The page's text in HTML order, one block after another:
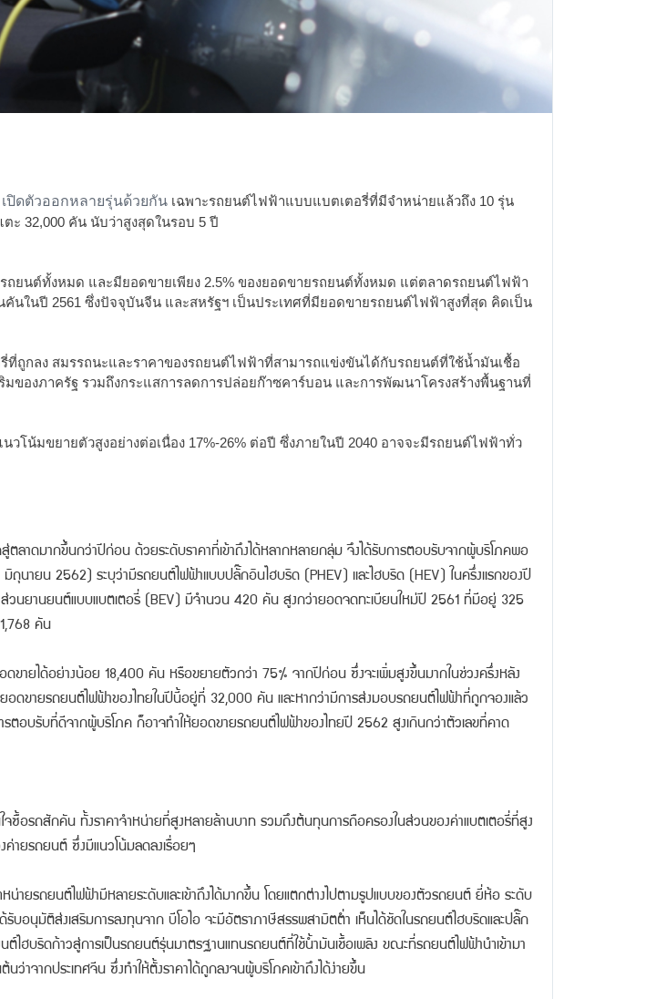
ปิดตัวออกหลายรุ่นด้วยกัน เฉพาะรถยนต์ไฟฟ้าแบบแบตเตอรี่ที่มีจำหน่ายแล้วถึง 10 รุ่น
ะ 32,000 คัน นับว่าสูงสุดในรอบ 5 ปี
ยนต์ทั้งหมด และมียอดขายเพียง 2.5% ของยอดขายรถยนต์ทั้งหมด แต่ตลาดรถยนต์ไฟฟ้า
คันในปี 2561 ซึ่งปัจจุบันจีน และสหรัฐฯ เป็นประเทศที่มียอดขายรถยนต์ไฟฟ้าสูงที่สุด คิดเป็น
ถูกลง สมรรถนะและราคาของรถยนต์ไฟฟ้าที่สามารถแข่งขันได้กับรถยนต์ที่ใช้น้ำมันเชื้อ
มของภาครัฐ รวมถึงกระแสการลดการปล่อยก๊าซคาร์บอน และการพัฒนาโครงสร้างพื้นฐานที่
โน้มขยายตัวสูงอย่างต่อเนื่อง 17%-26% ต่อปี ซึ่งภายในปี 2040 อาจจะมีรถยนต์ไฟฟ้าทั่ว
าดมากขึ้นกว่าปีก่อน ด้วยระดับราคาที่เข้าถึงได้หลากหลายกลุ่ม จึงได้รับการตอบรับจากผู้บริโภคพอ
น 2562) ระบุว่ามีรถยนต์ไฟฟ้าเเบบปลั๊กอินไฮบริด (PHEV) เเละไฮบริด (HEV) ในครึ่งเเรกของปี
ยานยนต์แบบแบตเตอรี่ (BEV) มีจำนวน 420 คัน สูงกว่ายอดจดทะเบียนใหม่ปี 2561 ที่มีอยู่ 325
คัน
ายได้อย่างน้อย 18,400 คัน หรือขยายตัวกว่า 75% จากปีก่อน ซึ่งจะเพิ่มสูงขึ้นมากในช่วงครึ่งหลัง
ดขายรถยนต์ไฟฟ้าของไทยในปีนี้อยู่ที่ 32,000 คัน และหากว่ามีการส่งมอบรถยนต์ไฟฟ้าที่ถูกจองแล้ว
ตอบรับที่ดีจากผู้บริโภค ก็อาจทำให้ยอดขายรถยนต์ไฟฟ้าของไทยปี 2562 สูงเกินกว่าตัวเลขที่คาด
อรถสักคัน ทั้งราคาจำหน่ายที่สูงหลายล้านบาท รวมถึงต้นทุนการถือครองในส่วนของค่าแบตเตอรี่ที่สูง
ายรถยนต์ ซึ่งมีแนวโน้มลดลงเรื่อยๆ
รถยนต์ไฟฟ้ามีหลายระดับและเข้าถึงได้มากขึ้น โดยแตกต่างไปตามรูปแบบของตัวรถยนต์ ยี่ห้อ ระดับ
รับอนุมัติส่งเสริมการลงทุนจาก บีโอไอ จะมีอัตราภาษีสรรพสามิตต่ำ เห็นได้ชัดในรถยนต์ไฮบริดและปลั๊ก
ต์ไฮบริดก้าวสู่การเป็นรถยนต์รุ่นมาตรฐานแทนรถยนต์ที่ใช้น้ำมันเชื้อเพลิง ขณะที่รถยนต์ไฟฟ้านำเข้ามา
าจากประเทศจีน ซึ่งทำให้ตั้งราคาได้ถูกลงจนผู้บริโภคเข้าถึงได้ง่ายขึ้น